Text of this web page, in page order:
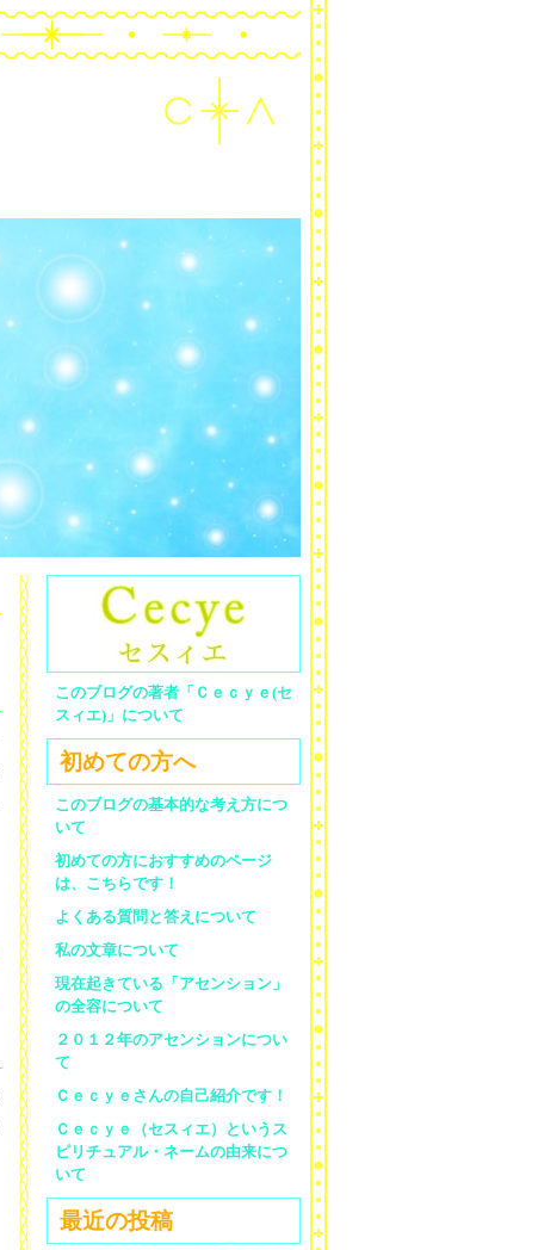
このブログの著者「Ｃｅｃｙｅ(セ
スィエ)」について
初めての方へ
このブログの基本的な考え方につ
いて
初めての方におすすめのページ
は、こちらです！
よくある質問と答えについて
私の文章について
現在起きている「アセンション」
の全容について
２０１２年のアセンションについ
て
Ｃｅｃｙｅさんの自己紹介です！
Ｃｅｃｙｅ（セスィエ）というス
ピリチュアル・ネームの由来につ
いて
最近の投稿